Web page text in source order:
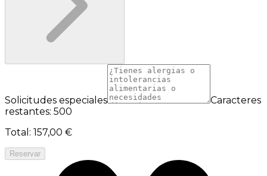
Solicitudes especiales
Caracteres
restantes: 500
Total : 157,00 €
Reservar